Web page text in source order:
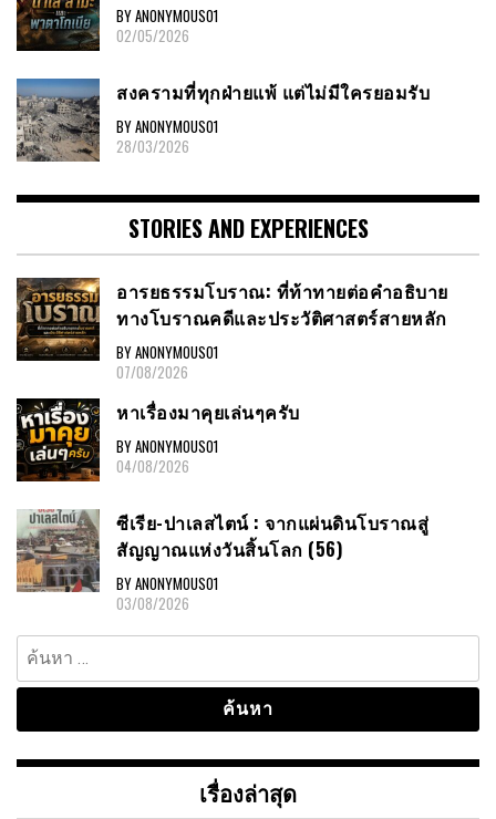
BY ANONYMOUS01
02/05/2026
สงครามที่ทุกฝ่ายแพ้ แต่ไม่มีใครยอมรับ
BY ANONYMOUS01
28/03/2026
STORIES AND EXPERIENCES
อารยธรรมโบราณ: ที่ท้าทายต่อคำอธิบาย
ทางโบราณคดีและประวัติศาสตร์สายหลัก
BY ANONYMOUS01
07/08/2026
หาเรื่องมาคุยเล่นๆครับ
BY ANONYMOUS01
04/08/2026
ซีเรีย-ปาเลสไตน์ : จากแผ่นดินโบราณสู่
สัญญาณแห่งวันสิ้นโลก (56)
BY ANONYMOUS01
03/08/2026
ค้นหา
สำหรับ:
เรื่องล่าสุด